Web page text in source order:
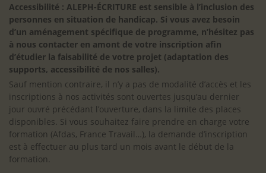
Accessibilité : ALEPH-ÉCRITURE est sensible à l’inclusion des
personnes en situation de handicap. Si vous avez besoin
d’un aménagement spécifique de programme, n’hésitez pas
à nous contacter en amont de votre inscription afin
d’étudier la faisabilité de votre projet (adaptation des
supports, accessibilité de nos salles).
Sauf mention contraire, il n’y a pas de modalité d’accès et les
inscriptions à nos activités sont ouvertes jusqu’au dernier
jour ouvré précédant l’ouverture, dans la limite des places
disponibles. Si vous souhaitez faire prendre en charge votre
formation (Afdas, France Travail…), la demande d’inscription
est à effectuer au plus tard un mois avant le début de la
formation.